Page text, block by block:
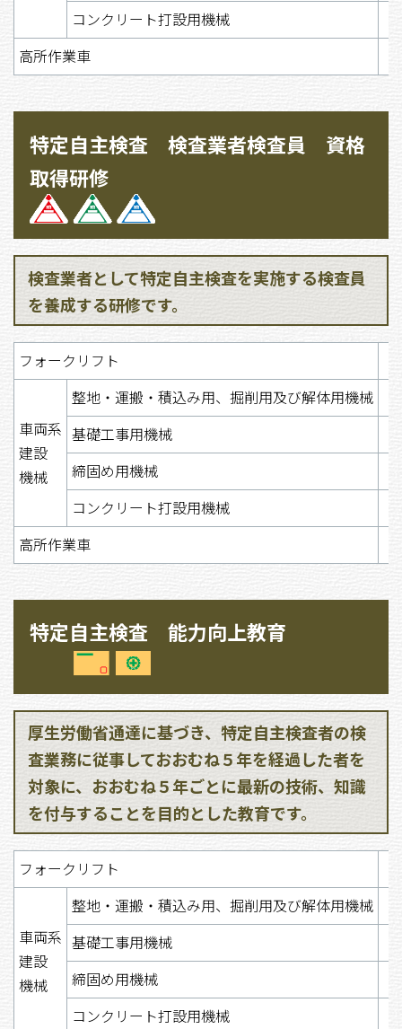
コンクリート打設用機械
高所作業車
特定自主検査 検査業者検査員 資格
取得研修
検査業者として特定自主検査を実施する検査員
を養成する研修です。
フォークリフト
車両系
建設
機械
整地・運搬・積込み用、掘削用及び解体用機械
基礎工事用機械
締固め用機械
コンクリート打設用機械
高所作業車
特定自主検査 能力向上教育
厚生労働省通達に基づき、特定自主検査者の検
査業務に従事しておおむね５年を経過した者を
対象に、おおむね５年ごとに最新の技術、知識
を付与することを目的とした教育です。
フォークリフト
車両系
建設
機械
整地・運搬・積込み用、掘削用及び解体用機械
基礎工事用機械
締固め用機械
コンクリート打設用機械